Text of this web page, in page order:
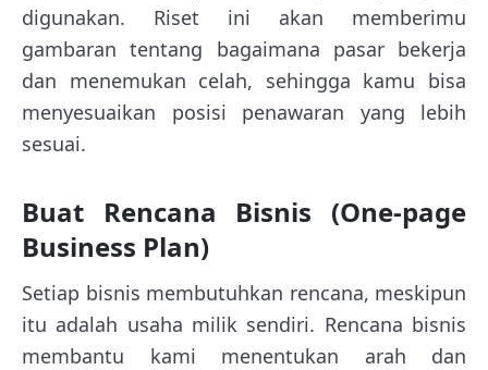
digunakan. Riset ini akan memberimu
gambaran tentang bagaimana pasar bekerja
dan menemukan celah, sehingga kamu bisa
menyesuaikan posisi penawaran yang lebih
sesuai.
Buat Rencana Bisnis (One-page
Business Plan)
Setiap bisnis membutuhkan rencana, meskipun
itu adalah usaha milik sendiri. Rencana bisnis
membantu kami menentukan arah dan